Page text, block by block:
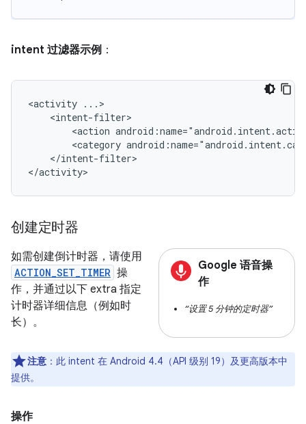
intent 过滤器示例 ：
<activity
<action
<category
</intent-filter>
</activity>
创建定时器
Google 语音操
作
“设置 5 分钟的定时器”
如需创建倒计时器，请使用
ACTION_SET_TIMER 操
作，并通过以下 extra 指定
计时器详细信息（例如时
长）。
注意 ：此 intent 在 Android 4.4（API 级别 19）及更高版本中
提供。
操作